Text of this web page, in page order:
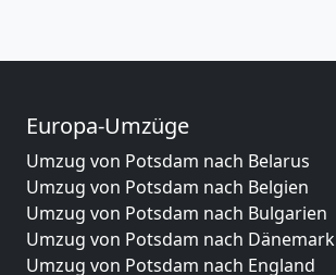
Europa-Umzüge
Umzug von Potsdam nach Belarus
Umzug von Potsdam nach Belgien
Umzug von Potsdam nach Bulgarien
Umzug von Potsdam nach Dänemark
Umzug von Potsdam nach England